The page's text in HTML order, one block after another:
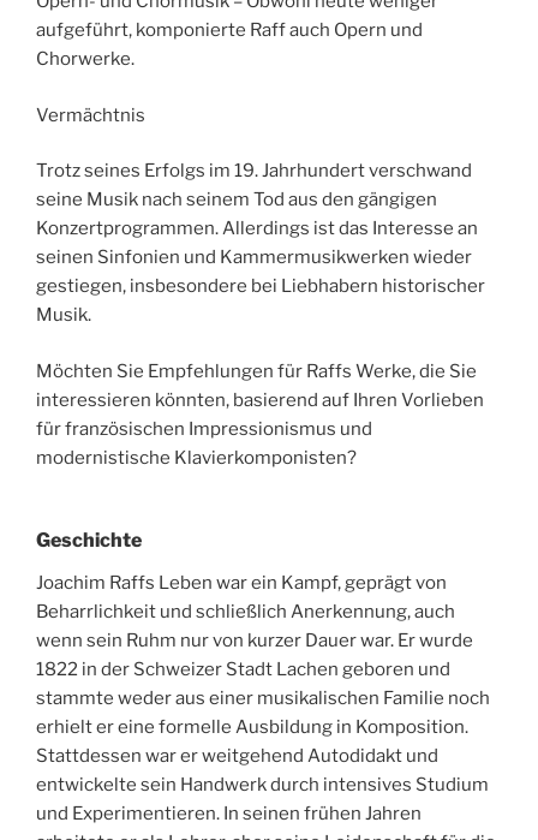
aufgeführt, komponierte Raff auch Opern und
Chorwerke.
Vermächtnis
Trotz seines Erfolgs im 19. Jahrhundert verschwand
seine Musik nach seinem Tod aus den gängigen
Konzertprogrammen. Allerdings ist das Interesse an
seinen Sinfonien und Kammermusikwerken wieder
gestiegen, insbesondere bei Liebhabern historischer
Musik.
Möchten Sie Empfehlungen für Raffs Werke, die Sie
interessieren könnten, basierend auf Ihren Vorlieben
für französischen Impressionismus und
modernistische Klavierkomponisten?
Geschichte
Joachim Raffs Leben war ein Kampf, geprägt von
Beharrlichkeit und schließlich Anerkennung, auch
wenn sein Ruhm nur von kurzer Dauer war. Er wurde
1822 in der Schweizer Stadt Lachen geboren und
stammte weder aus einer musikalischen Familie noch
erhielt er eine formelle Ausbildung in Komposition.
Stattdessen war er weitgehend Autodidakt und
entwickelte sein Handwerk durch intensives Studium
und Experimentieren. In seinen frühen Jahren